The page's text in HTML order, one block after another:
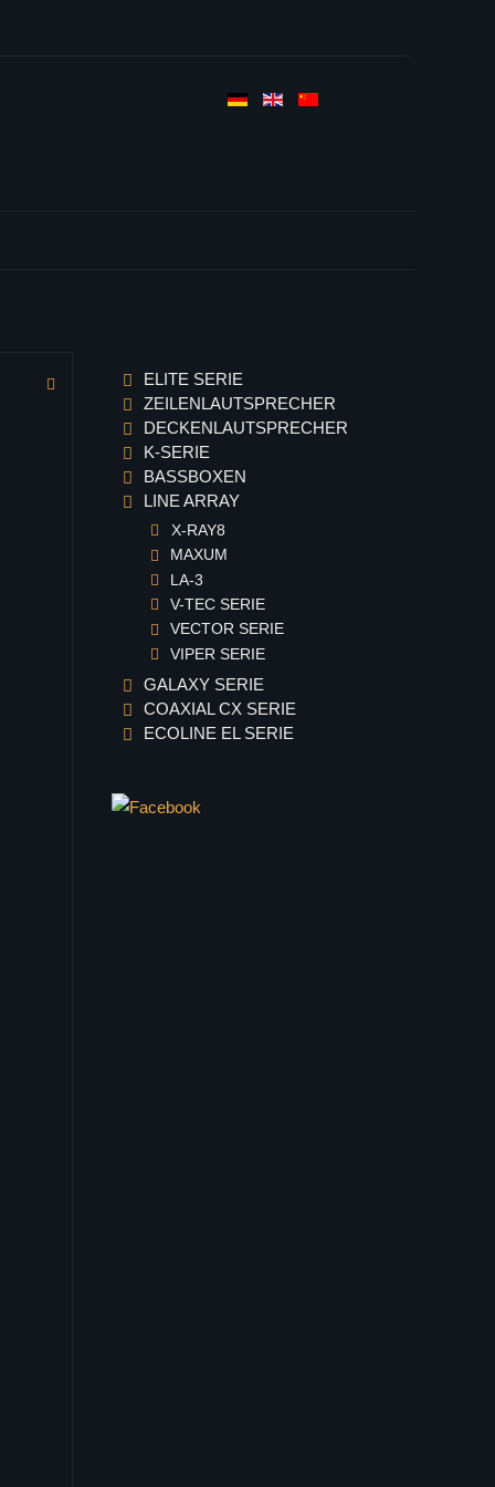
ELITE SERIE
ZEILENLAUTSPRECHER
DECKENLAUTSPRECHER
K-SERIE
BASSBOXEN
LINE ARRAY
X-RAY8
MAXUM
LA-3
V-TEC SERIE
VECTOR SERIE
VIPER SERIE
GALAXY SERIE
COAXIAL CX SERIE
ECOLINE EL SERIE